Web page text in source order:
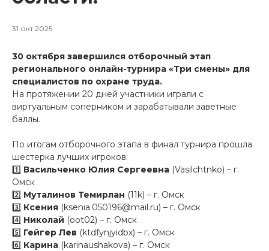
31 окт 2025
30 октября завершился отборочный этап
регионального онлайн-турнира «Три смены» для
специалистов по охране труда.
На протяжении 20 дней участники играли с
виртуальным соперником и зарабатывали заветные
баллы.
По итогам отборочного этапа в финал турнира прошла
шестерка лучших игроков:
1️⃣ Васильченко Юлия Сергеевна (Vasilchtnko) – г.
Омск
2️⃣ Муталинов Темирлан (11k) – г. Омск
3️⃣ Ксения (ksenia.050196@mail.ru) – г. Омск
4️⃣ Николай (oot02) – г. Омск
5️⃣ Гейгер Лев (ktdfynjyidbx) – г. Омск
6️⃣ Карина (karinaushakova) – г. Омск